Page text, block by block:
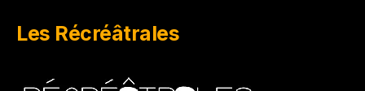
Les Récréâtrales